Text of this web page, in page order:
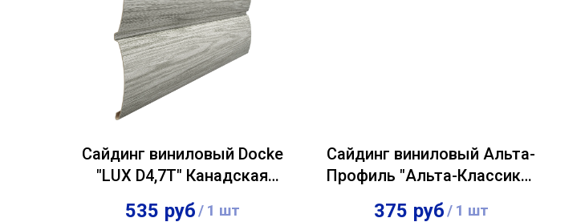
Сайдинг виниловый Docke
"LUX D4,7T" Канадская
береза 0,243х3,60м
535 руб/ 1 шт
Сайдинг виниловый Альта-
Профиль "Альта-Классика"
Белый 0,23х3,66м
375 руб/ 1 шт